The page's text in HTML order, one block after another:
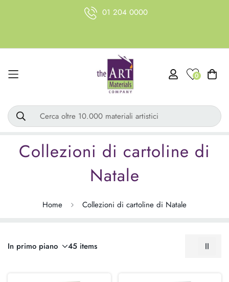
01 204 0000
0
Cerca oltre 10.000 materiali artistici
Collezioni di cartoline di
Natale
Home Collezioni di cartoline di Natale
In primo piano 45 items